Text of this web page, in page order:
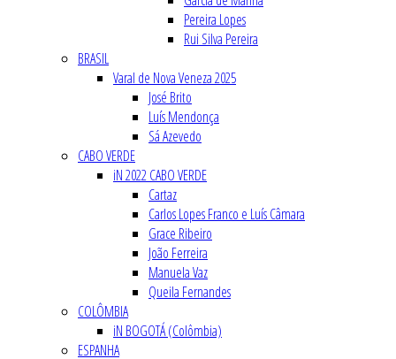
Pereira Lopes
Rui Silva Pereira
BRASIL
Varal de Nova Veneza 2025
José Brito
Luís Mendonça
Sá Azevedo
CABO VERDE
iN 2022 CABO VERDE
Cartaz
Carlos Lopes Franco e Luís Câmara
Grace Ribeiro
João Ferreira
Manuela Vaz
Queila Fernandes
COLÔMBIA
iN BOGOTÁ (Colômbia)
ESPANHA